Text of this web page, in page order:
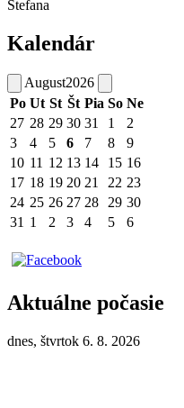
Štefana
Kalendár
August2026
Po Ut St Št Pia So Ne
27 28 29 30 31 1
2
3
4 5 6 7 8
9
10 11 12 13 14 15 16
17 18 19 20 21 22 23
24 25 26 27 28 29 30
31 1 2 3 4 5 6
Aktuálne počasie
dnes, štvrtok 6. 8. 2026